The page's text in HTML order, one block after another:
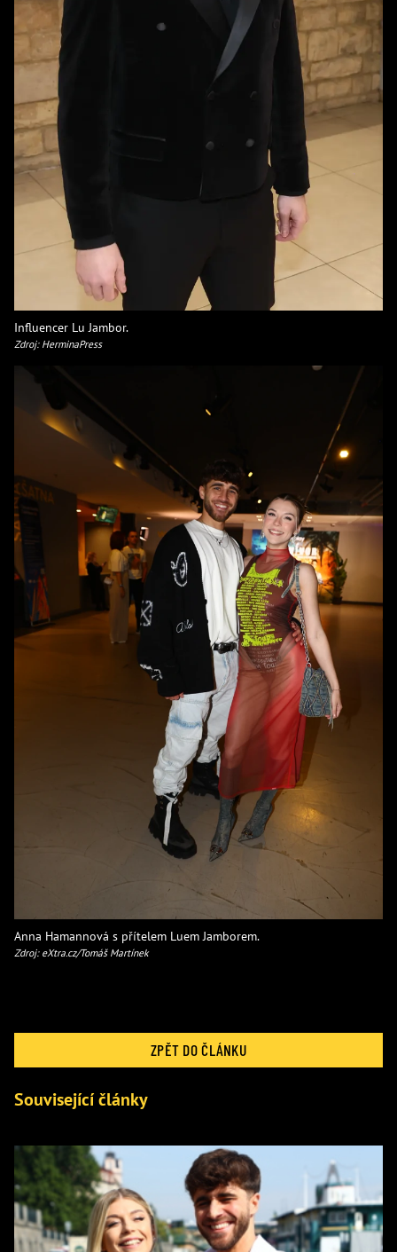
Influencer Lu Jambor.
Zdroj: HerminaPress
Anna Hamannová s přítelem Luem Jamborem.
Zdroj: eXtra.cz/Tomáš Martínek
ZPĚT DO ČLÁNKU
Související články